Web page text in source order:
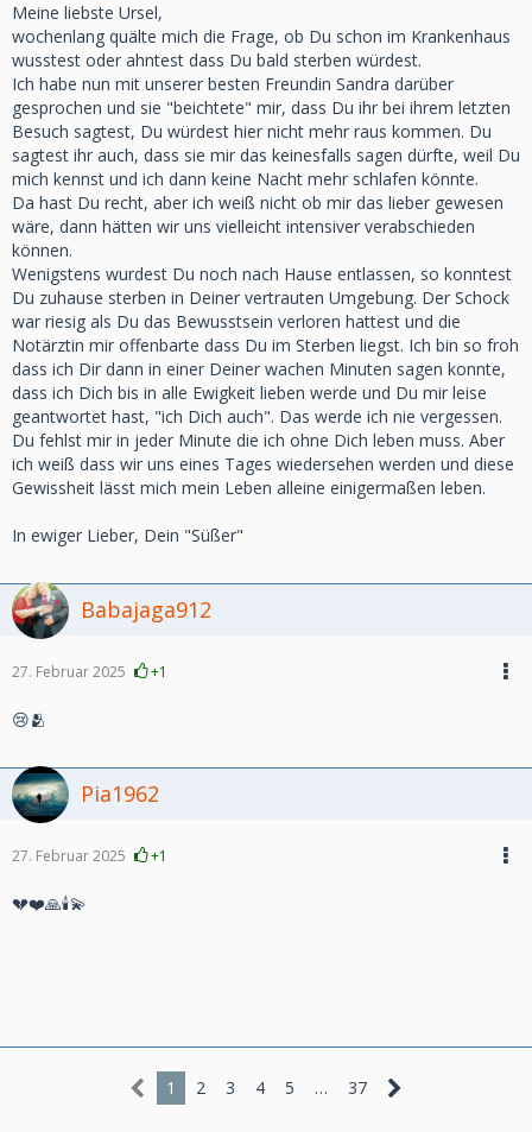
Meine liebste Ursel,
wochenlang quälte mich die Frage, ob Du schon im Krankenhaus
wusstest oder ahntest dass Du bald sterben würdest.
Ich habe nun mit unserer besten Freundin Sandra darüber
gesprochen und sie "beichtete" mir, dass Du ihr bei ihrem letzten
Besuch sagtest, Du würdest hier nicht mehr raus kommen. Du
sagtest ihr auch, dass sie mir das keinesfalls sagen dürfte, weil Du
mich kennst und ich dann keine Nacht mehr schlafen könnte.
Da hast Du recht, aber ich weiß nicht ob mir das lieber gewesen
wäre, dann hätten wir uns vielleicht intensiver verabschieden
können.
Wenigstens wurdest Du noch nach Hause entlassen, so konntest
Du zuhause sterben in Deiner vertrauten Umgebung. Der Schock
war riesig als Du das Bewusstsein verloren hattest und die
Notärztin mir offenbarte dass Du im Sterben liegst. Ich bin so froh
dass ich Dir dann in einer Deiner wachen Minuten sagen konnte,
dass ich Dich bis in alle Ewigkeit lieben werde und Du mir leise
geantwortet hast, "ich Dich auch". Das werde ich nie vergessen.
Du fehlst mir in jeder Minute die ich ohne Dich leben muss. Aber
ich weiß dass wir uns eines Tages wiedersehen werden und diese
Gewissheit lässt mich mein Leben alleine einigermaßen leben.
In ewiger Lieber, Dein "Süßer"
Babajaga912
27. Februar 2025 +1
😢🫂
Pia1962
27. Februar 2025 +1
💔❤️🙏🕯️💫
1 2 3 4 5 … 37